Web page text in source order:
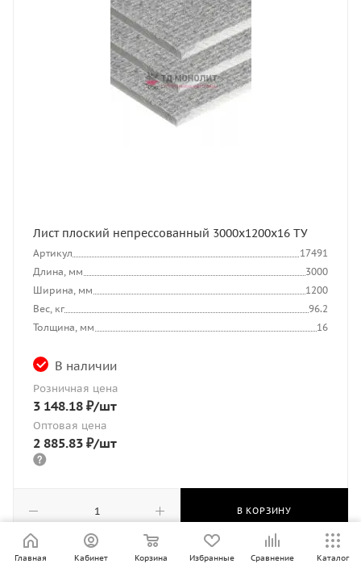
Лист плоский непрессованный 3000x1200x16 ТУ
Артикул
17491
Длина, мм
3000
Ширина, мм
1200
Вес, кг
96.2
Толщина, мм
16
В наличии
Розничная цена
3 148.18 ₽/шт
Оптовая цена
2 885.83 ₽/шт
В КОРЗИНУ
Главная Кабинет Корзина Избранные Сравнение Каталог